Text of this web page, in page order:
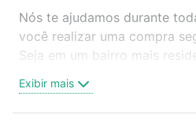
Nós te ajudamos durante
você realizar uma compra
Seja em um bairro mais
oferta ideal de
venda em Vila Assis,
Exibir mais